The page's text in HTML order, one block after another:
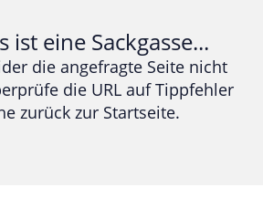
ist eine Sackgasse...
die angefragte Seite nicht
die URL auf Tippfehler
zurück zur Startseite.